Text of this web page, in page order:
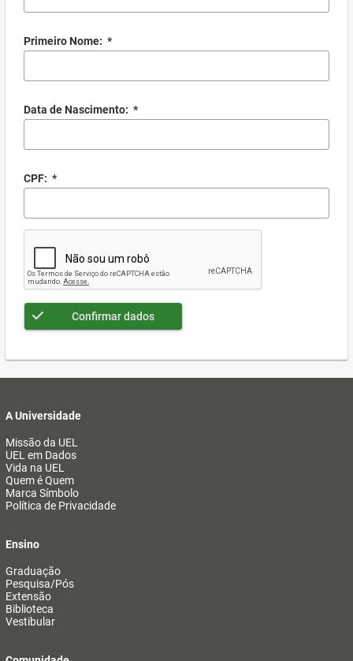
Primeiro Nome: *
Data de Nascimento: *
CPF: *
Confirmar dados
A Universidade
Missão da UEL
UEL em Dados
Vida na UEL
Quem é Quem
Marca Símbolo
Política de Privacidade
Ensino
Graduação
Pesquisa/Pós
Extensão
Biblioteca
Vestibular